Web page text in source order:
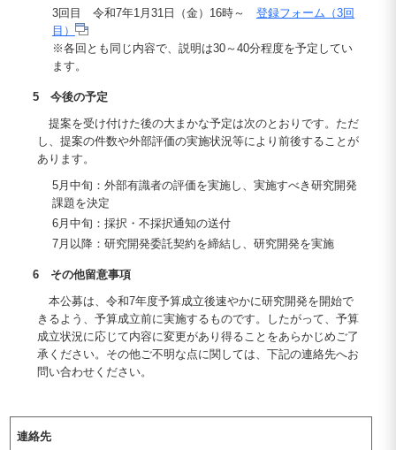
3回目 令和7年1月31日（金）16時～ 登録フォーム（3回
目）
※各回とも同じ内容で、説明は30～40分程度を予定してい
ます。
5 今後の予定
提案を受け付けた後の大まかな予定は次のとおりです。ただ
し、提案の件数や外部評価の実施状況等により前後することが
あります。
5月中旬：外部有識者の評価を実施し、実施すべき研究開発
課題を決定
6月中旬：採択・不採択通知の送付
7月以降：研究開発委託契約を締結し、研究開発を実施
6 その他留意事項
本公募は、令和7年度予算成立後速やかに研究開発を開始で
きるよう、予算成立前に実施するものです。したがって、予算
成立状況に応じて内容に変更があり得ることをあらかじめご了
承ください。その他ご不明な点に関しては、下記の連絡先へお
問い合わせください。
連絡先